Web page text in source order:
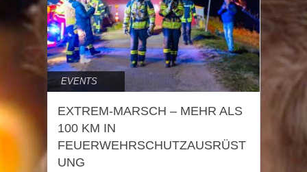
EVENTS
EXTREM-MARSCH – MEHR ALS
100 KM IN
FEUERWEHRSCHUTZAUSRÜST
UNG